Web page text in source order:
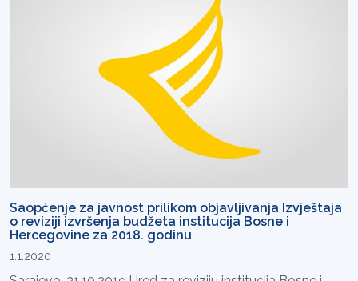
Saopćenje za javnost prilikom objavljivanja Izvještaja
o reviziji izvršenja budžeta institucija Bosne i
Hercegovine za 2018. godinu
1.1.2020